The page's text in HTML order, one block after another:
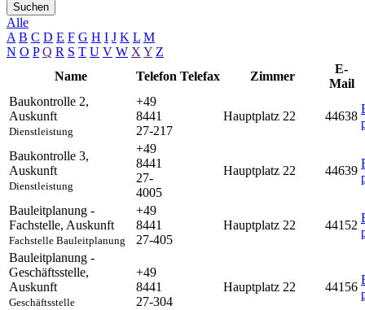
Suchen
Alle
A B C D E F G H I J K L M
N O P Q R S T U V W XY Z
Name
Telefon Telefax Zimmer
E-
Mail
Baukontrolle 2,
Auskunft
Dienstleistung
+49
8441
27-217
Hauptplatz 22 44638
Baukontrolle 3,
Auskunft
Dienstleistung
+49
8441
27-
4005
Hauptplatz 22 44639
Bauleitplanung -
Fachstelle, Auskunft
Fachstelle Bauleitplanung
+49
8441
27-405
Hauptplatz 22 44152
Bauleitplanung -
Geschäftsstelle,
Auskunft
Geschäftsstelle
+49
8441
27-304
Hauptplatz 22 44156